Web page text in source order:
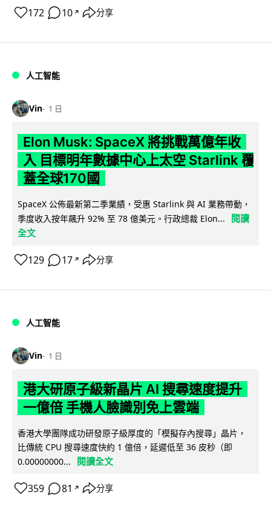
172 10 ↗ 分享
人工智能
Vin 1 日
Elon Musk: SpaceX 將挑戰萬億年收
入 目標明年數據中心上太空 Starlink 覆
蓋全球170國
SpaceX 公佈最新第二季業績，受惠 Starlink 與 AI 業務帶動，
季度收入按年飆升 92% 至 78 億美元。行政總裁 Elon...
閱讀
全文
129 17 ↗ 分享
人工智能
Vin 1 日
港大研原子級新晶片 AI 搜尋速度提升
一億倍 手機人臉識別免上雲端
香港大學團隊成功研發原子級厚度的「模擬存內搜尋」晶片，
比傳統 CPU 搜尋速度快約 1 億倍，延遲低至 36 皮秒（即
0.00000000...
閱讀全文
359 81 ↗ 分享